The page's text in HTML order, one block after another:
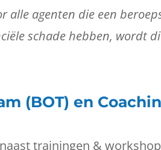
alle agenten die een
schade hebben, wordt
(BOT) en
trainingen &